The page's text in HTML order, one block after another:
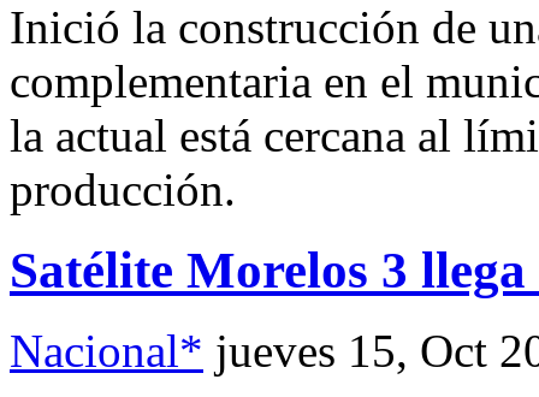
Inició la construcción de
complementaria en el
la actual está cercana al
producción.
Satélite Morelos 3
Nacional* jueves 15, Oct